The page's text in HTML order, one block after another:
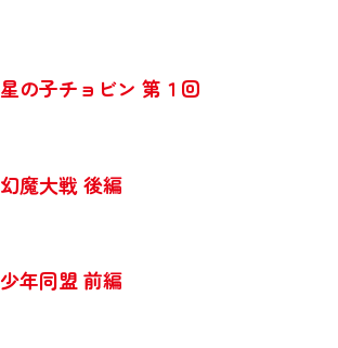
星の子チョビン 第１回
幻魔大戦 後編
少年同盟 前編